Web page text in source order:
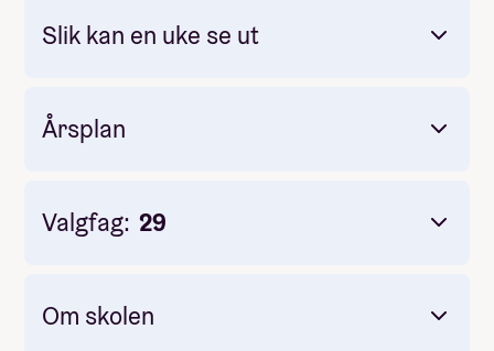
Slik kan en uke se ut
Årsplan
Valgfag: 29
Om skolen